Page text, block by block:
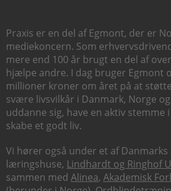
Praxis er en del af Egmont, der er
mediekoncern. Som
mere end 100 år brugt en del af
hjælpe andre. I dag bruger Egmont
millioner kroner om året på at
svære livsvilkår i Danmark, Norge
uddanne sig, have en aktiv stemme
skabe et godt liv.
Vi hører også under et af
læringshuse, Lindhardt og Ringhof
sammen med Alinea, Akademisk